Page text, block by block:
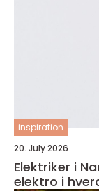
inspiration
20. July 2026
Elektriker i
elektro i